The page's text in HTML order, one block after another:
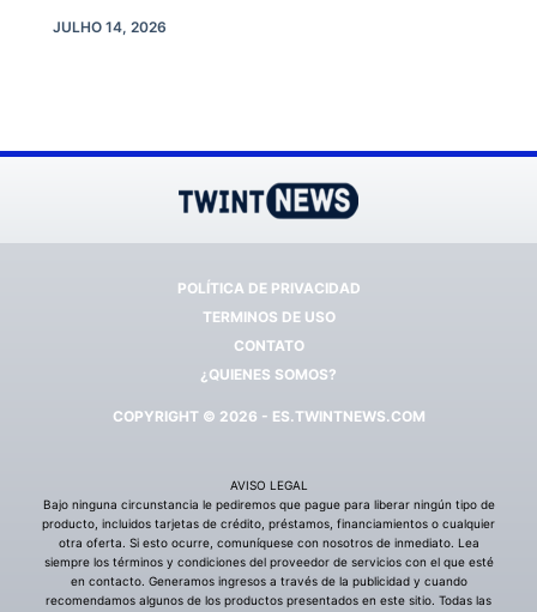
JULHO 14, 2026
POLÍTICA DE PRIVACIDAD
TERMINOS DE USO
CONTATO
¿QUIENES SOMOS?
COPYRIGHT © 2026 - ES.TWINTNEWS.COM